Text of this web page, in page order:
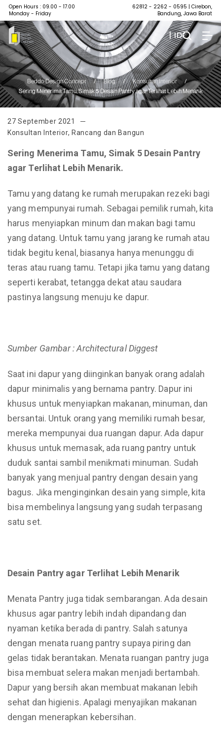
Open Hours : 09.00 - 17.00
Monday - Friday
62812 - 2262 - 0595 | Cirebon,
Bandung, Jawa Barat
| ID
Beddo Design Concept / Blog / Konsultan Interior
/
Sering Menerima Tamu, Simak 5 Desain Pantry agar Terlihat Lebih Menarik
27 September 2021
Konsultan Interior, Rancang dan Bangun
Sering Menerima Tamu, Simak 5 Desain Pantry
agar Terlihat Lebih Menarik.
Tamu yang datang ke rumah merupakan rezeki bagi
yang mempunyai rumah. Sebagai pemilik rumah, kita
harus menyiapkan minum dan makan bagi tamu
yang datang. Untuk tamu yang jarang ke rumah atau
tidak begitu kenal, biasanya hanya menunggu di
teras atau ruang tamu. Tetapi jika tamu yang datang
seperti kerabat, tetangga dekat atau saudara
pastinya langsung menuju ke dapur.
Sumber Gambar : Architectural Diggest
Saat ini dapur yang diinginkan banyak orang adalah
dapur minimalis yang bernama pantry. Dapur ini
khusus untuk menyiapkan makanan, minuman, dan
bersantai. Untuk orang yang memiliki rumah besar,
mereka mempunyai dua ruangan dapur. Ada dapur
khusus untuk memasak, ada ruang pantry untuk
duduk santai sambil menikmati minuman. Sudah
banyak yang menjual pantry dengan desain yang
bagus. Jika menginginkan desain yang simple, kita
bisa membelinya langsung yang sudah terpasang
satu set.
Desain Pantry agar Terlihat Lebih Menarik
Menata Pantry juga tidak sembarangan. Ada desain
khusus agar pantry lebih indah dipandang dan
nyaman ketika berada di pantry. Salah satunya
dengan menata ruang pantry supaya piring dan
gelas tidak berantakan. Menata ruangan pantry juga
bisa membuat selera makan menjadi bertambah.
Dapur yang bersih akan membuat makanan lebih
sehat dan higienis. Apalagi menyajikan makanan
dengan menerapkan kebersihan.